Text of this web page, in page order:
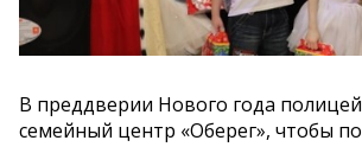
В преддверии Нового года
семейный центр «Оберег», чтобы